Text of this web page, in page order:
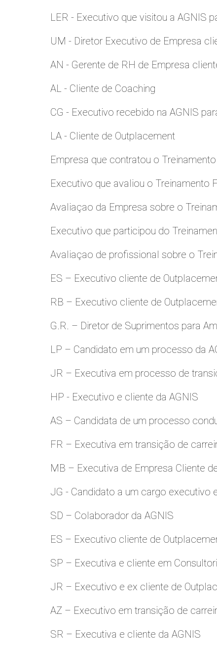
LER - Executivo que visitou a AGNIS
UM - Diretor Executivo de Empresa
AN - Gerente de RH de Empresa
AL - Cliente de Coaching
CG - Executivo recebido na AGNIS
LA - Cliente de Outplacement
Empresa que contratou o
Executivo que avaliou o Treinamento
Avaliaçao da Empresa sobre o
Executivo que participou do
Avaliaçao de profissional sobre o
ES – Executivo cliente de
RB – Executivo cliente de
G.R. – Diretor de Suprimentos para
LP – Candidato em um processo da
JR – Executiva em processo de
HP - Executivo e cliente da AGNIS
AS – Candidata de um processo
FR – Executiva em transição de
MB – Executiva de Empresa Cliente
JG - Candidato a um cargo executivo
SD – Colaborador da AGNIS
ES – Executivo cliente de
SP – Executiva e cliente em
JR – Executivo e ex cliente de
AZ – Executivo em transição de
SR – Executiva e cliente da AGNIS